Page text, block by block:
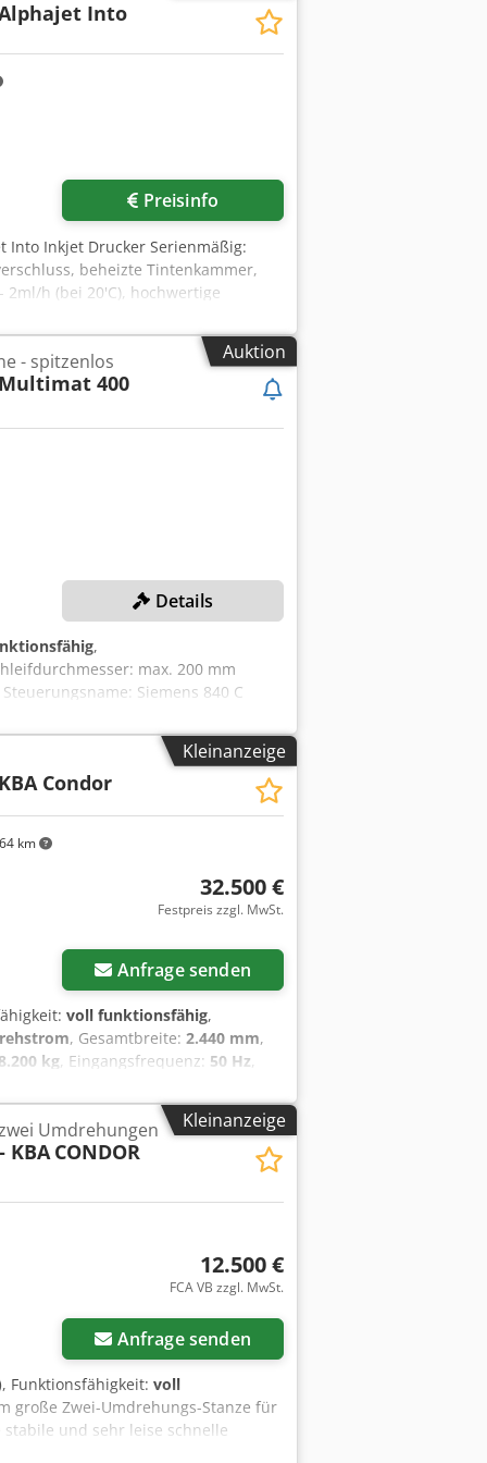
Into
Preisinfo
Into Inkjet Drucker Serienmäßig:
beheizte Tintenkammer,
h (bei 20'C), hochwertige
Auktion
- spitzenlos
Multimat 400
Details
,
max. 200 mm
Siemens 840 C
Antrieb Schleifspindel: 50 kW
Cedpfx Ahjlmmy Uomerf
63 m/sec MASCHINEN DETAILS
Nennstrom: 160 A
Kleinanzeige
km
KBA Condor
32.500 €
Festpreis zzgl. MwSt.
Anfrage senden
voll funktionsfähig,
, Gesamtbreite: 2.440 mm,
8.200 kg, Eingangsfrequenz: 50 Hz,
für Dünnpapier und leichten Karton
Eine Bodenverankerung ist
Kleinanzeige
Umdrehungen
KBA CONDOR
12.500 €
FCA VB zzgl. MwSt.
Anfrage senden
, Funktionsfähigkeit: voll
große Zwei-Umdrehungs-Stanze für
und sehr leise schnelle
Preis gilt für jede Maschine, NICHT